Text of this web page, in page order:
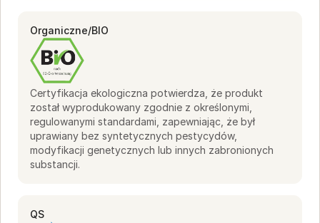
Organiczne/BIO
Certyfikacja ekologiczna potwierdza, że produkt
został wyprodukowany zgodnie z określonymi,
regulowanymi standardami, zapewniając, że był
uprawiany bez syntetycznych pestycydów,
modyfikacji genetycznych lub innych zabronionych
substancji.
QS